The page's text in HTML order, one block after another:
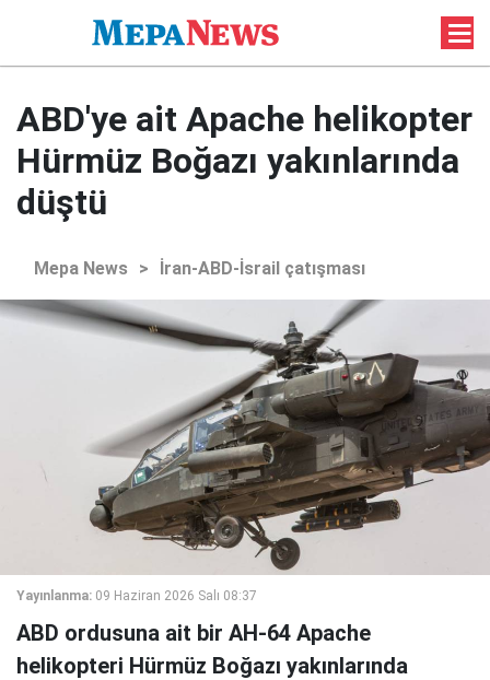
ABD'ye ait Apache helikopter
Hürmüz Boğazı yakınlarında
düştü
Mepa News > İran-ABD-İsrail çatışması
Yayınlanma: 09 Haziran 2026 Salı 08:37
ABD ordusuna ait bir AH-64 Apache
helikopteri Hürmüz Boğazı yakınlarında